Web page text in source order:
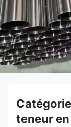
teneur en